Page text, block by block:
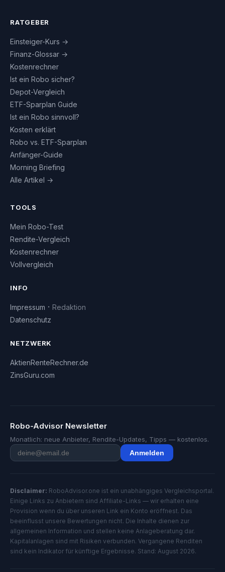
RATGEBER
Einsteiger-Kurs →
Finanz-Glossar →
Kostenrechner
Ist ein Robo sicher?
Depot-Vergleich
ETF-Sparplan Guide
Ist ein Robo sinnvoll?
Kosten erklärt
Robo vs. ETF-Sparplan
Anfänger-Guide
Morning Briefing
Alle Artikel →
TOOLS
Mein Robo-Test
Rendite-Vergleich
Kostenrechner
Vollvergleich
INFO
Impressum · Redaktion
Datenschutz
NETZWERK
AktienRenteRechner.de
ZinsGuru.com
Robo-Advisor Newsletter
Monatlich: neue Anbieter, Rendite-Updates, Tipps — kostenlos.
Anmelden
Disclaimer: RoboAdvisor.one ist ein unabhängiges Vergleichsportal.
Einige Links zu Anbietern sind Affiliate-Links — wir erhalten eine
Provision wenn du über unseren Link ein Konto eröffnest. Das
beeinflusst unsere Bewertungen nicht. Die Inhalte dienen zur
allgemeinen Information und stellen keine Anlageberatung dar.
Kapitalanlagen sind mit Risiken verbunden. Vergangene Renditen
sind kein Indikator für künftige Ergebnisse. Stand: August 2026.